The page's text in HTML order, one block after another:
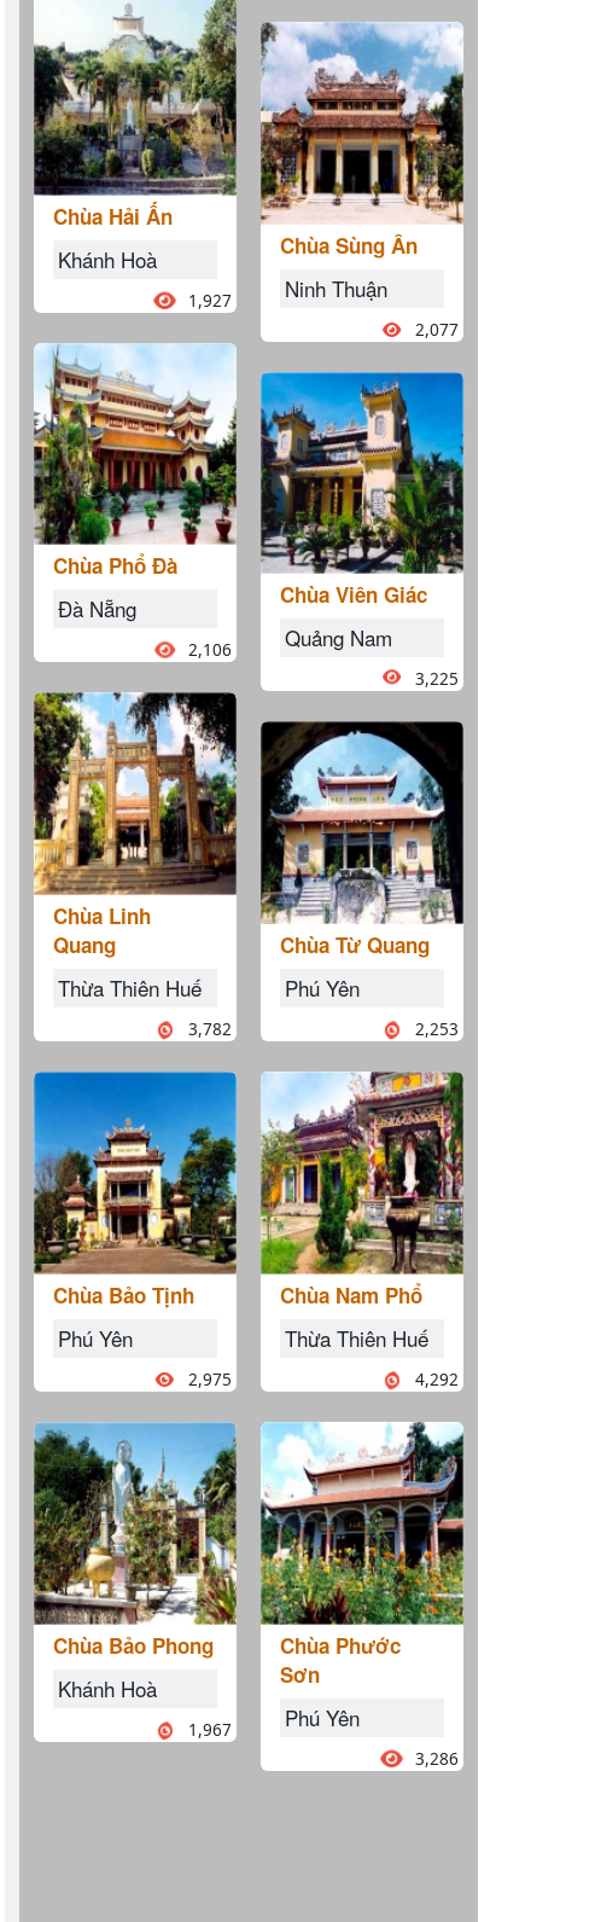
Chùa Hải Ấn
Khánh Hoà
1,927
Chùa Phổ Đà
Đà Nẵng
2,106
Chùa Linh
Quang
Thừa Thiên Huế
3,782
Chùa Bảo Tịnh
Phú Yên
2,975
Chùa Bảo Phong
Khánh Hoà
1,967
Chùa Sùng Ân
Ninh Thuận
2,077
Chùa Viên Giác
Quảng Nam
3,225
Chùa Từ Quang
Phú Yên
2,253
Chùa Nam Phổ
Thừa Thiên Huế
4,292
Chùa Phước
Sơn
Phú Yên
3,286